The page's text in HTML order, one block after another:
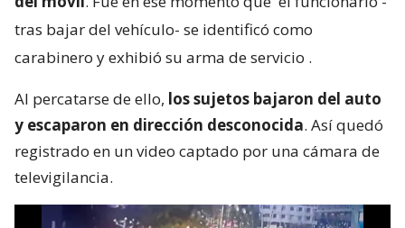
tras bajar del vehículo- se identificó como
carabinero y exhibió su arma de servicio .
Al percatarse de ello, los sujetos bajaron del auto
y escaparon en dirección desconocida. Así quedó
registrado en un video captado por una cámara de
televigilancia.